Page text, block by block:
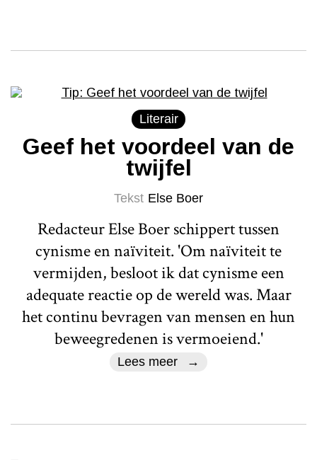
Literair
Geef het voordeel van de
twijfel
Tekst Else Boer
Redacteur Else Boer schippert tussen
cynisme en naïviteit. 'Om naïviteit te
vermijden, besloot ik dat cynisme een
adequate reactie op de wereld was. Maar
het continu bevragen van mensen en hun
beweegredenen is vermoeiend.'
Lees meer